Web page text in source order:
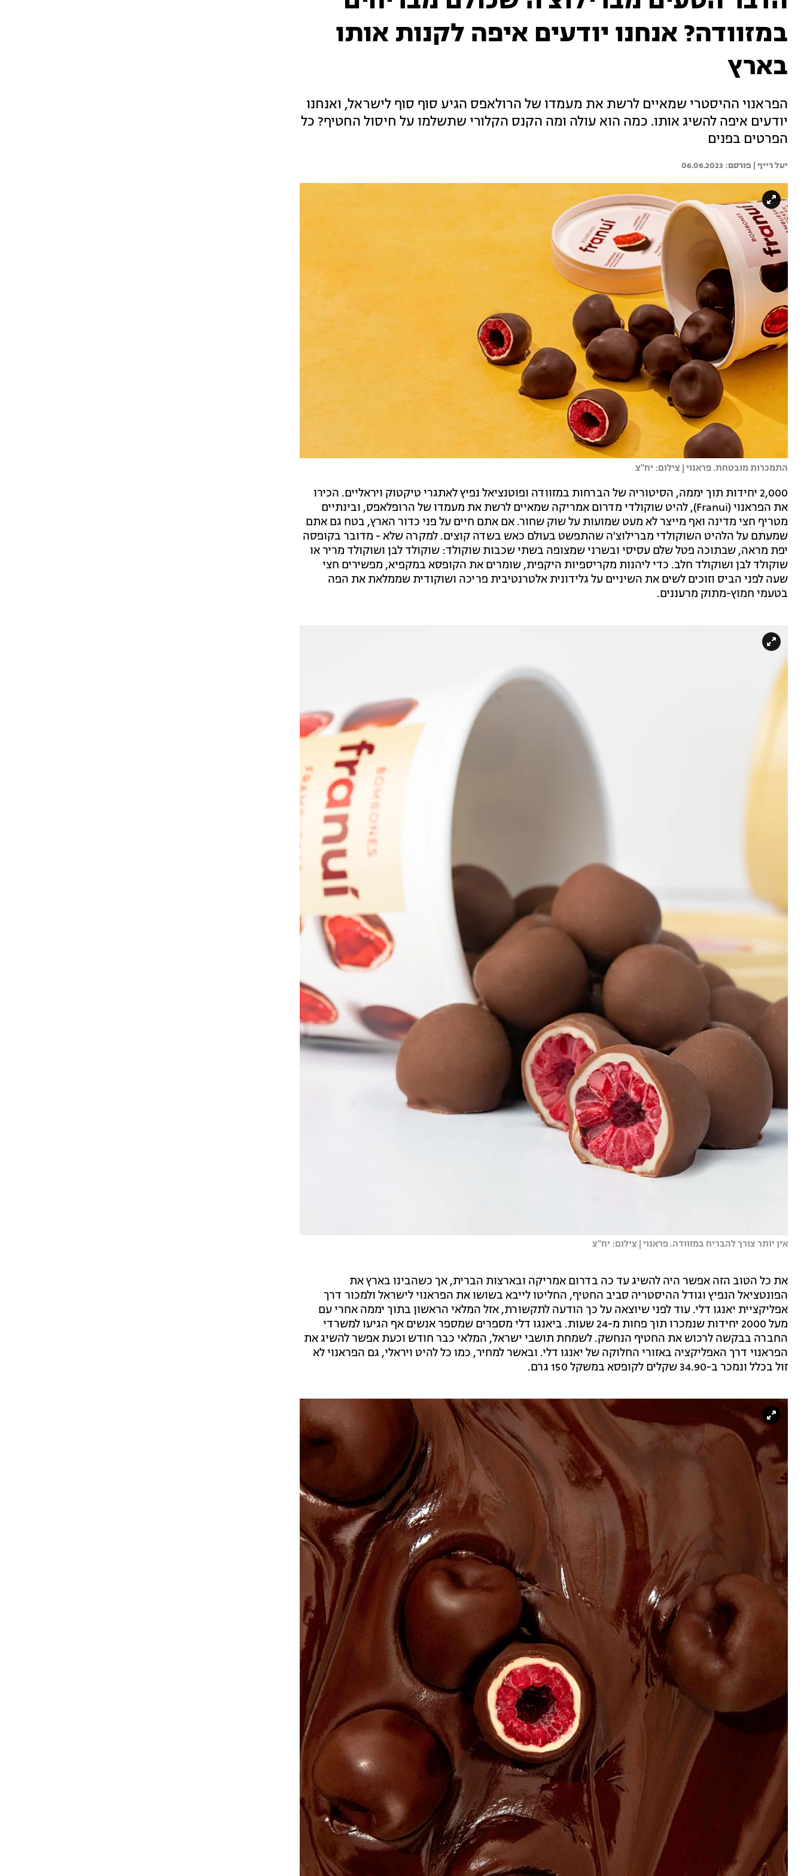
במזוודה? אנחנו יודעים איפה לקנות אותו
בארץ
הפראנוי ההיסטרי שמאיים לרשת את מעמדו של הרולאפס הגיע סוף סוף לישראל, ואנחנו
יודעים איפה להשיג אותו. כמה הוא עולה ומה הקנס הקלורי שתשלמו על חיסול החטיף? כל
הפרטים בפנים
יעל רייף | 06.06.2023
התמכרות מובטחת. פראנוי | צילום: יח"צ
2,000 יחידות תוך יממה, הסיטוריה של הברחות במזוודה ופוטנציאל נפיץ לאתגרי טיקטוק ויראליים. הכירו
את הפראנוי (Franui), להיט שוקולדי מדרום אמריקה שמאיים לרשת את מעמדו של הרופלאפס, ובינתיים
מטריף חצי מדינה ואף מייצר לא מעט שמועות על שוק שחור. אם אתם חיים על פני כדור הארץ, בטח גם אתם
שמעתם על הלהיט השוקולדי מברילוצ'ה שהתפשט בעולם כאש בשדה קוצים. למקרה שלא - מדובר בקופסה
יפת מראה, שבתוכה פטל שלם עסיסי ובשרני שמצופה בשתי שכבות שוקולד: שוקולד לבן ושוקולד מריר או
שוקולד לבן ושוקולד חלב. כדי ליהנות מקריספיות היקפית, שומרים את הקופסא במקפיא, מפשירים חצי
שעה לפני הביס וזוכים לשים את השיניים על גלידונית אלטרנטיבית פריכה ושוקודית שממלאת את הפה
בטעמי חמוץ-מתוק מרעננים.
אין יותר צורך להבריח במזוודה. פראנוי | צילום: יח''צ
את כל הטוב הזה אפשר היה להשיג עד כה בדרום אמריקה ובארצות הברית, אך כשהבינו בארץ את
הפונטציאל הנפיץ וגודל ההיסטריה סביב החטיף, החליטו לייבא בשושו את הפראנוי לישראל ולמכור דרך
אפליקציית יאנגו דלי. עוד לפני שיוצאה על כך הודעה לתקשורת, אזל המלאי הראשון בתוך יממה אחרי עם
מעל 2000 יחידות שנמכרו תוך פחות מ-24 שעות. ביאנגו דלי מספרים שמספר אנשים אף הגיעו למשרדי
החברה בבקשה לרכוש את החטיף הנחשק. לשמחת תושבי ישראל, המלאי כבר חודש וכעת אפשר להשיג את
הפראנוי דרך האפליקציה באזורי החלוקה של יאנגו דלי. ובאשר למחיר, כמו כל להיט ויראלי, גם הפראנוי לא
זול בכלל ונמכר ב-34.90 שקלים לקופסא במשקל 150 גרם.